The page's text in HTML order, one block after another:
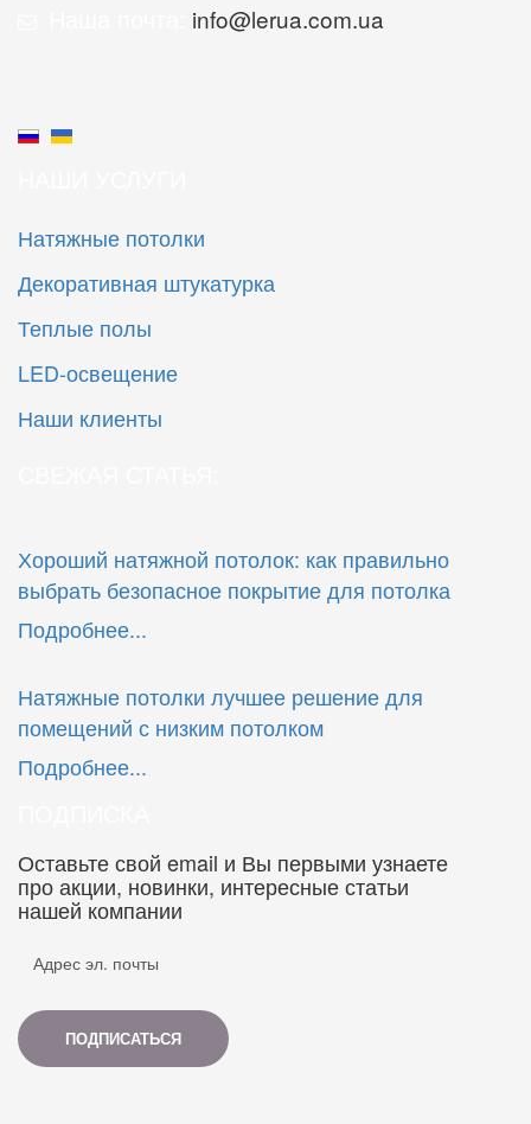
info@lerua.com.ua
Натяжные потолки
Декоративная штукатурка
Теплые полы
LED-освещение
Наши клиенты
Хороший натяжной потолок: как правильно
выбрать безопасное покрытие для потолка
Подробнее...
Натяжные потолки лучшее решение для
помещений с низким потолком
Подробнее...
Оставьте свой email и Вы первыми узнаете
про акции, новинки, интересные статьи
нашей компании